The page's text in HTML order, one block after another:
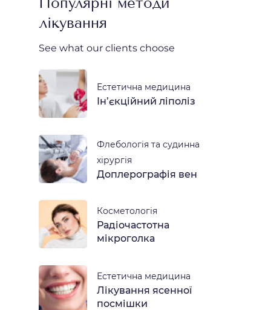
лікування
See what our clients choose
Естетична медицина
Ін’єкційний ліполіз
Флебологія та судинна
хірургія
Доплерографія вен
Косметологія
Радіочастотна
мікроголка
Естетична медицина
Лікування ясенної
посмішки